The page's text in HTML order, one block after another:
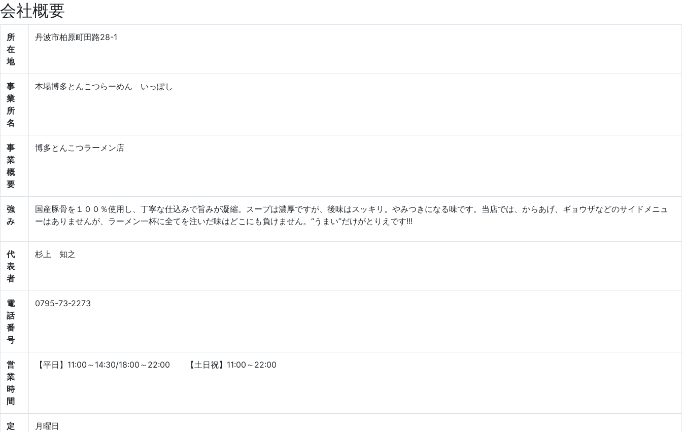
会社概要
所
在
地
丹波市柏原町田路28-1
事
業
所
名
本場博多とんこつらーめん いっぽし
事
業
概
要
博多とんこつラーメン店
強
み
国産豚骨を１００％使用し、丁寧な仕込みで旨みが凝縮。スープは濃厚ですが、後味はスッキリ。やみつきになる味です。当店では、からあげ、ギョウザなどのサイドメニュ
ーはありませんが、ラーメン一杯に全てを注いだ味はどこにも負けません。“うまい”だけがとりえです!!!
代
表
者
杉上 知之
電
話
番
号
0795-73-2273
営
業
時
間
【平日】11:00～14:30/18:00～22:00 【土日祝】11:00～22:00
定
月曜日